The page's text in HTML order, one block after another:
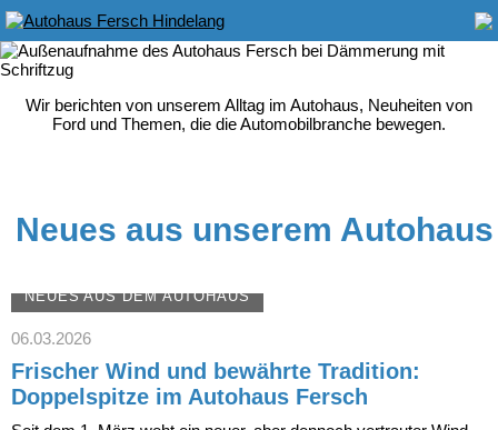
Wir berichten von unserem Alltag im Autohaus, Neuheiten von
Ford und Themen, die die Automobilbranche bewegen.
Neues aus unserem Autohaus
NEUES AUS DEM AUTOHAUS
06.03.2026
Frischer Wind und bewährte Tradition:
Doppelspitze im Autohaus Fersch